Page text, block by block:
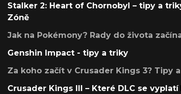
Stalker 2: Heart of Chornobyl – tipy a
Zóně
Jak na Pokémony? Rady do života
Genshin Impact - tipy a triky
Za koho začít v Crusader Kings 3? Tipy
Crusader Kings III – Které DLC se